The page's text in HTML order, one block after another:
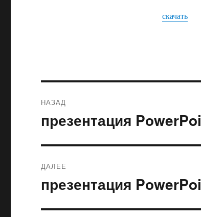
скачать
по
НАЗАД
Предыдущая
запись:
презентация
ДАЛЕЕ
Следующая
запись:
презентация